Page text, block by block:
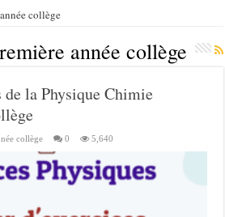
collège
année collège
de la Physique Chimie
collège 0 5,640